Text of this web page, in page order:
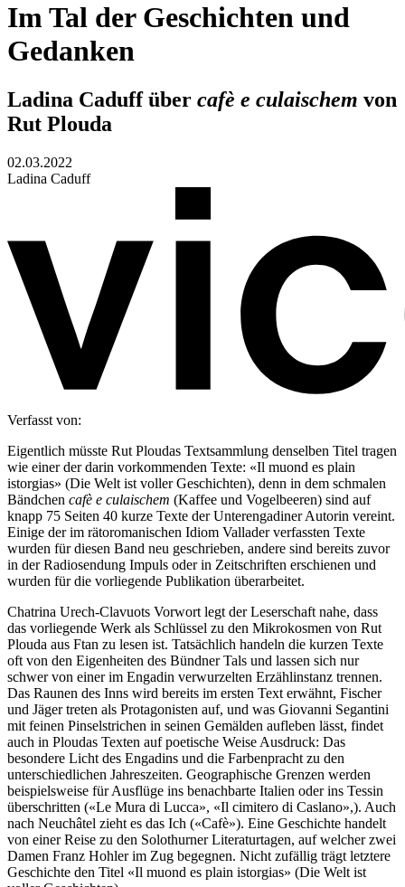
Im Tal der Geschichten und
Gedanken
Ladina Caduff über cafè e culaischem von
Rut Plouda
02.03.2022
Ladina Caduff
Verfasst von:
Eigentlich müsste Rut Ploudas Textsammlung denselben Titel tragen
wie einer der darin vorkommenden Texte: «Il muond es plain
istorgias» (Die Welt ist voller Geschichten), denn in dem schmalen
Bändchen cafè e culaischem (Kaffee und Vogelbeeren) sind auf
knapp 75 Seiten 40 kurze Texte der Unterengadiner Autorin vereint.
Einige der im rätoromanischen Idiom Vallader verfassten Texte
wurden für diesen Band neu geschrieben, andere sind bereits zuvor
in der Radiosendung Impuls oder in Zeitschriften erschienen und
wurden für die vorliegende Publikation überarbeitet.
Chatrina Urech-Clavuots Vorwort legt der Leserschaft nahe, dass
das vorliegende Werk als Schlüssel zu den Mikrokosmen von Rut
Plouda aus Ftan zu lesen ist. Tatsächlich handeln die kurzen Texte
oft von den Eigenheiten des Bündner Tals und lassen sich nur
schwer von einer im Engadin verwurzelten Erzählinstanz trennen.
Das Raunen des Inns wird bereits im ersten Text erwähnt, Fischer
und Jäger treten als Protagonisten auf, und was Giovanni Segantini
mit feinen Pinselstrichen in seinen Gemälden aufleben lässt, findet
auch in Ploudas Texten auf poetische Weise Ausdruck: Das
besondere Licht des Engadins und die Farbenpracht zu den
unterschiedlichen Jahreszeiten. Geographische Grenzen werden
beispielsweise für Ausflüge ins benachbarte Italien oder ins Tessin
überschritten («Le Mura di Lucca», «Il cimitero di Caslano»,). Auch
nach Neuchâtel zieht es das Ich («Cafè»). Eine Geschichte handelt
von einer Reise zu den Solothurner Literaturtagen, auf welcher zwei
Damen Franz Hohler im Zug begegnen. Nicht zufällig trägt letztere
Geschichte den Titel «Il muond es plain istorgias» (Die Welt ist